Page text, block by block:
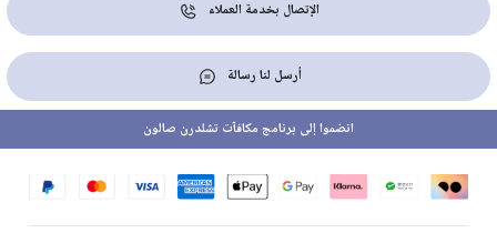
الإتصال بخدمة العملاء
أرسل لنا رسالة
انضموا إلى برنامج مكافآت تشلدرن صالون